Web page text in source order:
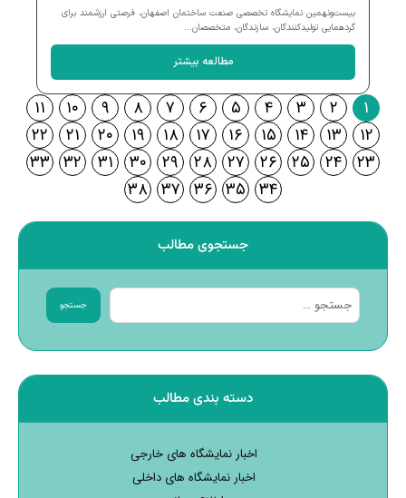
بیست‌ونهمین نمایشگاه تخصصی صنعت ساختمان اصفهان، فرصتی ارزشمند برای
گردهمایی تولیدکنندگان، سازندگان، متخصصان...
مطالعه بیشتر
۱ ۲ ۳ ۴ ۵ ۶ ۷ ۸ ۹ ۱۰
۱۱
۱۲
۱۳ ۱۴ ۱۵ ۱۶ ۱۷ ۱۸ ۱۹ ۲۰ ۲۱
۲۲
۲۳
۲۴ ۲۵ ۲۶ ۲۷ ۲۸ ۲۹ ۳۰ ۳۱ ۳۲ ۳۳
۳۴ ۳۵ ۳۶ ۳۷ ۳۸
جستجوی مطالب
جستجو
دسته بندی مطالب
اخبار نمایشگاه های خارجی
اخبار نمایشگاه های داخلی